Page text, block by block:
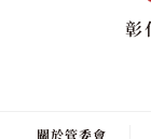
彰
關於管委會